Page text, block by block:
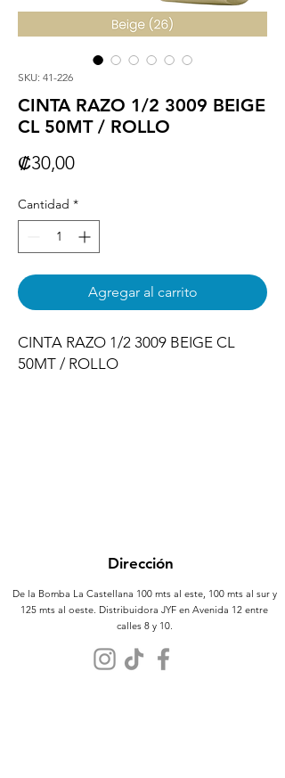
SKU: 41-226
CINTA RAZO 1/2 3009 BEIGE
CL 50MT / ROLLO
₡30,00Precio
Cantidad *
Agregar al carrito
CINTA RAZO 1/2 3009 BEIGE CL
50MT / ROLLO
Dirección
De la Bomba La Castellana 100 mts al este, 100 mts al sur y
125 mts al oeste. Distribuidora JYF en Avenida 12 entre
calles 8 y 10.